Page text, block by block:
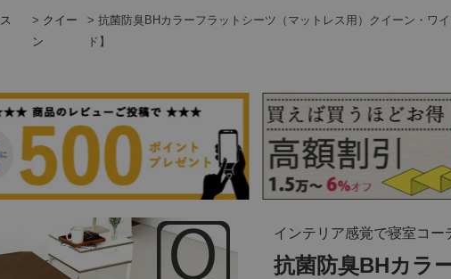
クイー
ン
抗菌防臭BHカラーフラットシーツ（マットレス用）クイーン・ワ
ド】
インテリア感覚で寝室コー
抗菌防臭BHカラ